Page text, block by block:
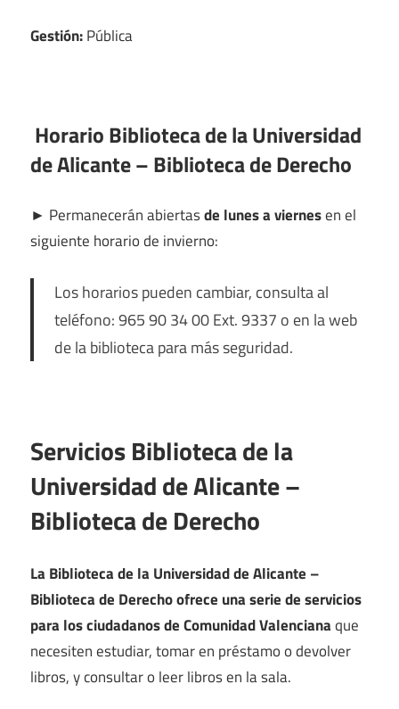
Gestión:Pública
Horario Biblioteca de la Universidad
de Alicante – Biblioteca de Derecho
► Permanecerán abiertasde lunes a viernesen el
siguiente horario de invierno:
Los horarios pueden cambiar, consulta al
teléfono: 965 90 34 00 Ext. 9337 o en la web
de la biblioteca para más seguridad.
Servicios Biblioteca de la
Universidad de Alicante –
Biblioteca de Derecho
La Biblioteca de la Universidad de Alicante –
Biblioteca de Derecho ofrece una serie de servicios
para los ciudadanos de Comunidad Valencianaque
necesiten estudiar, tomar en préstamo o devolver
libros, y consultar o leer libros en la sala.